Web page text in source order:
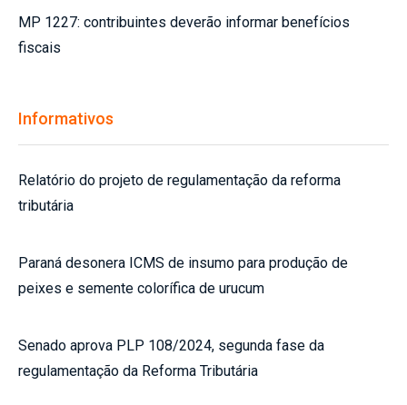
MP 1227: contribuintes deverão informar benefícios
fiscais
Informativos
Relatório do projeto de regulamentação da reforma
tributária
Paraná desonera ICMS de insumo para produção de
peixes e semente colorífica de urucum
Senado aprova PLP 108/2024, segunda fase da
regulamentação da Reforma Tributária